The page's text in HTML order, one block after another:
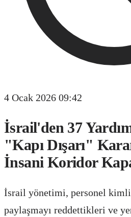
4 Ocak 2026 09:42
İsrail'den 37
"Kapı Dışarı"
İnsani Koridor
İsrail yönetimi, personel
paylaşmayı reddettikleri ve